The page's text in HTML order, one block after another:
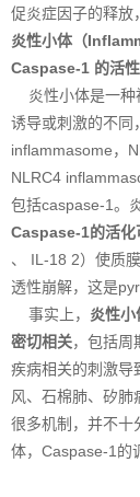
促炎症因子的释放
炎性小体（
Caspase-1 的活性
炎性小体是一种
诱导或刺激的不同
inflammasome，
NLRC4
包括caspase-1。
Caspase-1的活化
、 IL-18 2）使质
透性崩解，这是
事实上， 炎性
密切相关，包括周
疾病相关的刺激导
风、石棉肺、矽肺
很多机制，并不十
体，Caspase-1的